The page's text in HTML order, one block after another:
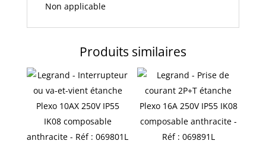
Non applicable
Produits similaires